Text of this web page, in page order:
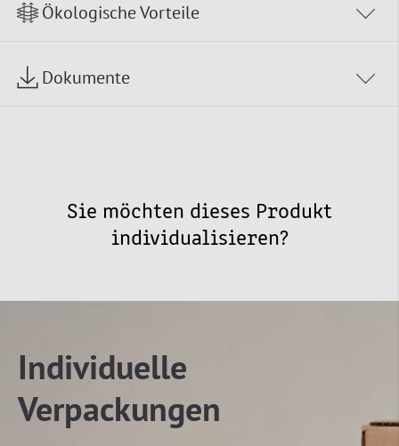
Ökologische Vorteile
Dokumente
Sie möchten dieses Produkt
individualisieren?
Individuelle
Verpackungen